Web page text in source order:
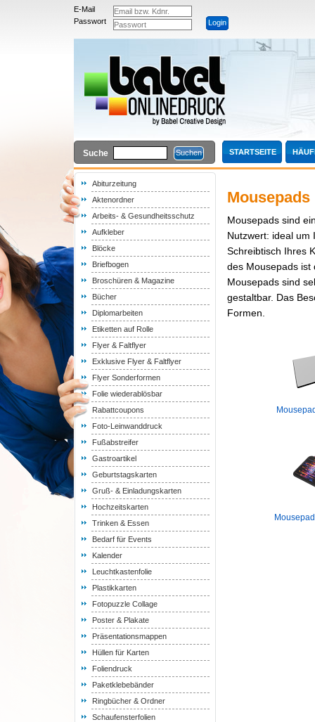
E-Mail
Passwort
Suche STARTSEITE
Abiturzeitung
Aktenordner
Arbeits- & Gesundheitsschutz
Aufkleber
Blöcke
Briefbogen
Broschüren & Magazine
Bücher
Diplomarbeiten
Etiketten auf Rolle
Flyer & Faltflyer
Exklusive Flyer & Faltflyer
Flyer Sonderformen
Folie wiederablösbar
Rabattcoupons
Foto-Leinwanddruck
Fußabstreifer
Gastroartikel
Geburtstagskarten
Gruß- & Einladungskarten
Hochzeitskarten
Trinken & Essen
Bedarf für Events
Kalender
Leuchtkastenfolie
Plastikkarten
Fotopuzzle Collage
Poster & Plakate
Präsentationsmappen
Hüllen für Karten
Foliendruck
Paketklebebänder
Ringbücher & Ordner
Schaufensterfolien
Mousepads sind
Nutzwert: ideal um
Schreibtisch Ihres
des Mousepads ist
Mousepads sind
gestaltbar. Das
Formen.